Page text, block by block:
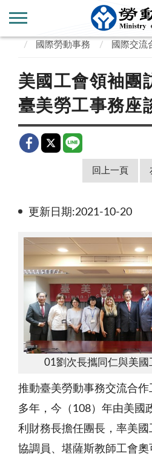
業務專區
勞動政
國際勞動事務
國際交流
美國工會領袖團
臺美勞工事務座
回上一頁
更新日期:2021-10-20
01劉次長攜同仁與美國
推動臺美勞動事務交流合
多年，今（ 108）年由美國
利財務長擔任團長，率美
協調員、堪薩斯教師工會